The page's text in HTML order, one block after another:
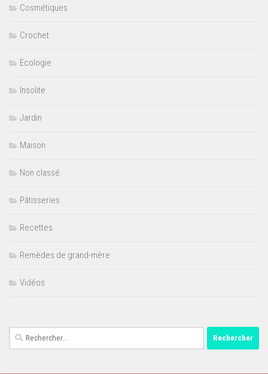
Cosmétiques
Crochet
Ecologie
Insolite
Jardin
Maison
Non classé
Pâtisseries
Recettes
Remèdes de grand-mère
Vidéos
Rechercher :